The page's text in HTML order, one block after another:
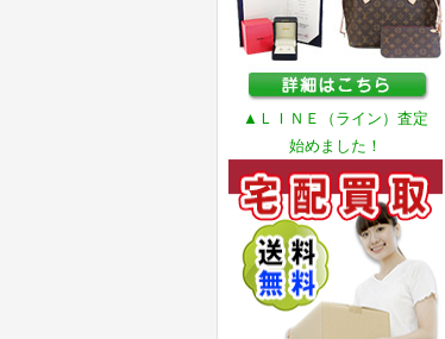
▲ＬＩＮＥ（ライン）査定
始めました！